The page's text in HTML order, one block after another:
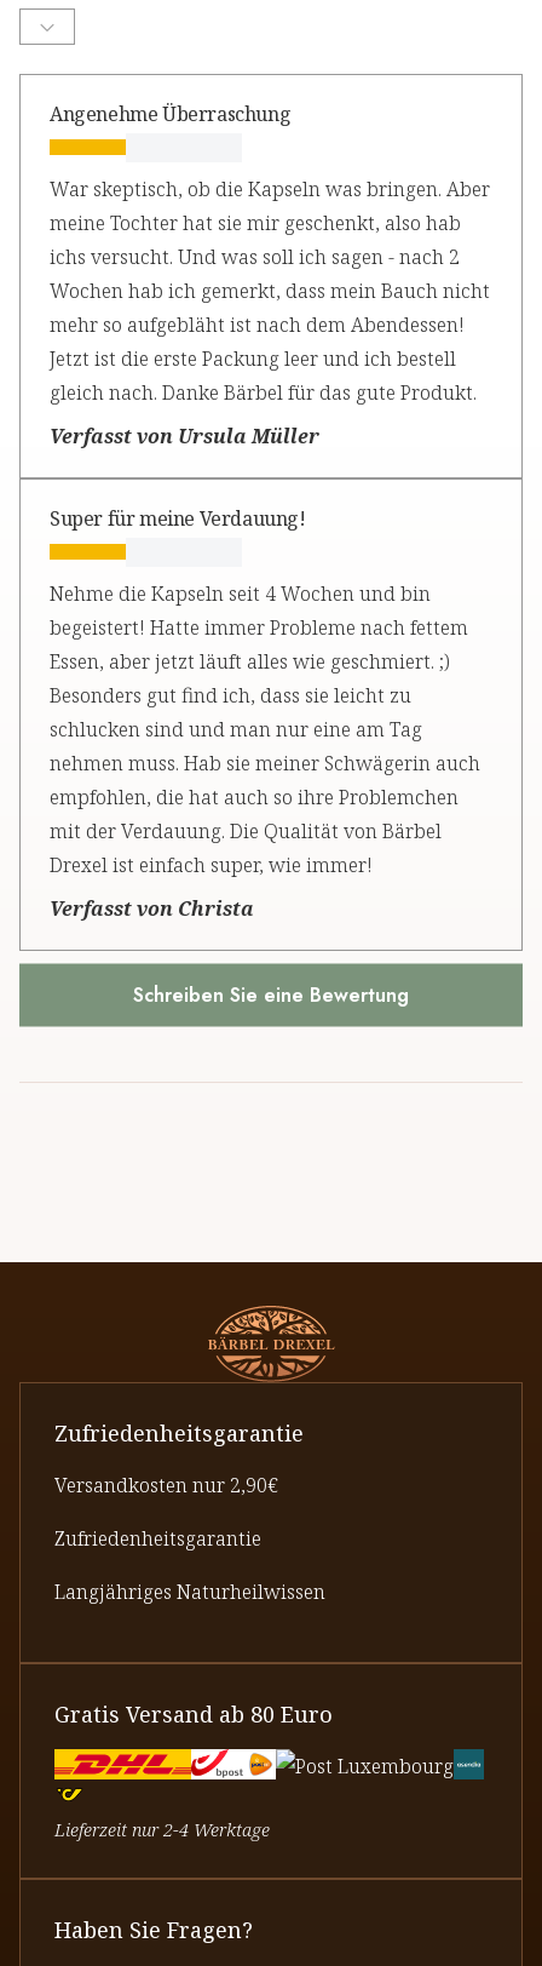
Angenehme Überraschung
War skeptisch, ob die Kapseln was bringen. Aber
meine Tochter hat sie mir geschenkt, also hab
ichs versucht. Und was soll ich sagen - nach 2
Wochen hab ich gemerkt, dass mein Bauch nicht
mehr so aufgebläht ist nach dem Abendessen!
Jetzt ist die erste Packung leer und ich bestell
gleich nach. Danke Bärbel für das gute Produkt.
Verfasst von Ursula Müller
Super für meine Verdauung!
Nehme die Kapseln seit 4 Wochen und bin
begeistert! Hatte immer Probleme nach fettem
Essen, aber jetzt läuft alles wie geschmiert. ;)
Besonders gut find ich, dass sie leicht zu
schlucken sind und man nur eine am Tag
nehmen muss. Hab sie meiner Schwägerin auch
empfohlen, die hat auch so ihre Problemchen
mit der Verdauung. Die Qualität von Bärbel
Drexel ist einfach super, wie immer!
Verfasst von Christa
Schreiben Sie eine Bewertung
Zufriedenheitsgarantie
Versandkosten nur 2,90€
Zufriedenheitsgarantie
Langjähriges Naturheilwissen
Gratis Versand ab 80 Euro
Lieferzeit nur 2-4 Werktage
Haben Sie Fragen?